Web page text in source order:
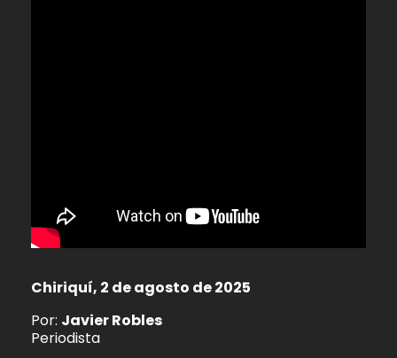
Chiriquí, 2 de agosto de 2025
Por: Javier Robles
Periodista